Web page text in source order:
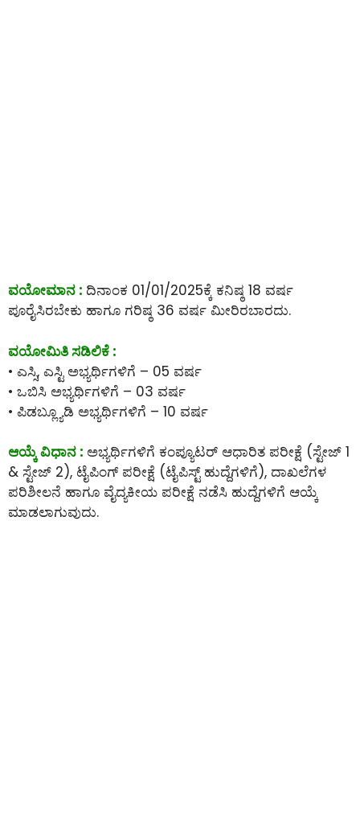
ವಯೋಮಾನ : ದಿನಾಂಕ 01/01/2025ಕ್ಕೆ ಕನಿಷ್ಠ 18 ವರ್ಷ
ಪೂರೈಸಿರಬೇಕು ಹಾಗೂ ಗರಿಷ್ಠ 36 ವರ್ಷ ಮೀರಿರಬಾರದು.
ವಯೋಮಿತಿ ಸಡಿಲಿಕೆ :
• ಎಸ್ಸಿ, ಎಸ್ಟಿ ಅಭ್ಯರ್ಥಿಗಳಿಗೆ – 05 ವರ್ಷ
• ಒಬಿಸಿ ಅಭ್ಯರ್ಥಿಗಳಿಗೆ – 03 ವರ್ಷ
• ಪಿಡಬ್ಲ್ಯೂಡಿ ಅಭ್ಯರ್ಥಿಗಳಿಗೆ – 10 ವರ್ಷ
ಆಯ್ಕೆ ವಿಧಾನ : ಅಭ್ಯರ್ಥಿಗಳಿಗೆ ಕಂಪ್ಯೂಟರ್ ಆಧಾರಿತ ಪರೀಕ್ಷೆ (ಸ್ಟೇಜ್ 1
& ಸ್ಟೇಜ್ 2), ಟೈಪಿಂಗ್ ಪರೀಕ್ಷೆ (ಟೈಪಿಸ್ಟ್ ಹುದ್ದೆಗಳಿಗೆ), ದಾಖಲೆಗಳ
ಪರಿಶೀಲನೆ ಹಾಗೂ ವೈದ್ಯಕೀಯ ಪರೀಕ್ಷೆ ನಡೆಸಿ ಹುದ್ದೆಗಳಿಗೆ ಆಯ್ಕೆ
ಮಾಡಲಾಗುವುದು.